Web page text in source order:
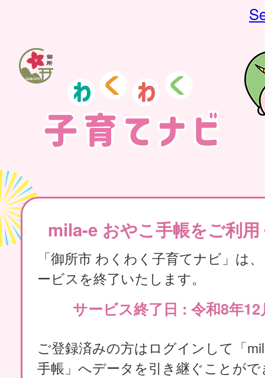
mila-e おやこ手帳をご利
「御所市 わくわく子育てナビ」は
ービスを終了いたします。
サービス終了日 : 令和8年12
ご登録済みの方はログインして「
手帳」へデータを引き継ぐことが